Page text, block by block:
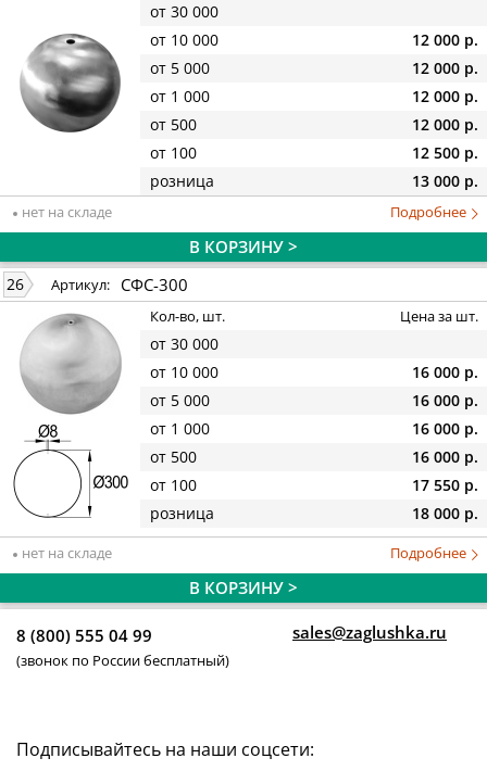
от 30 000
от 10 000
12 000 р.
от 5 000
12 000 р.
от 1 000
12 000 р.
от 500
12 000 р.
от 100
12 500 р.
розница
13 000 р.
нет на складе Подробнее
В КОРЗИНУ >
26 Артикул: СФС-300
Кол-во, шт. Цена за шт.
от 30 000
от 10 000
16 000 р.
от 5 000
16 000 р.
от 1 000
16 000 р.
от 500
16 000 р.
от 100
17 550 р.
розница
18 000 р.
нет на складе Подробнее
В КОРЗИНУ >
8 (800) 555 04 99
(звонок по России бесплатный)
sales@zaglushka.ru
Подписывайтесь на наши соцсети: